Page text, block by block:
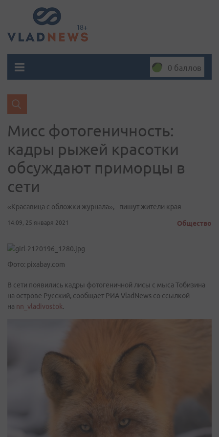
0 баллов
Мисс фотогеничность:
кадры рыжей красотки
обсуждают приморцы в
сети
«Красавица с обложки журнала», - пишут жители края
14:09, 25 января 2021 Общество
Фото: pixabay.com
В сети появились кадры фотогеничной лисы с мыса Тобизина
на острове Русский, сообщает РИА VladNews со ссылкой
на nn_vladivostok.